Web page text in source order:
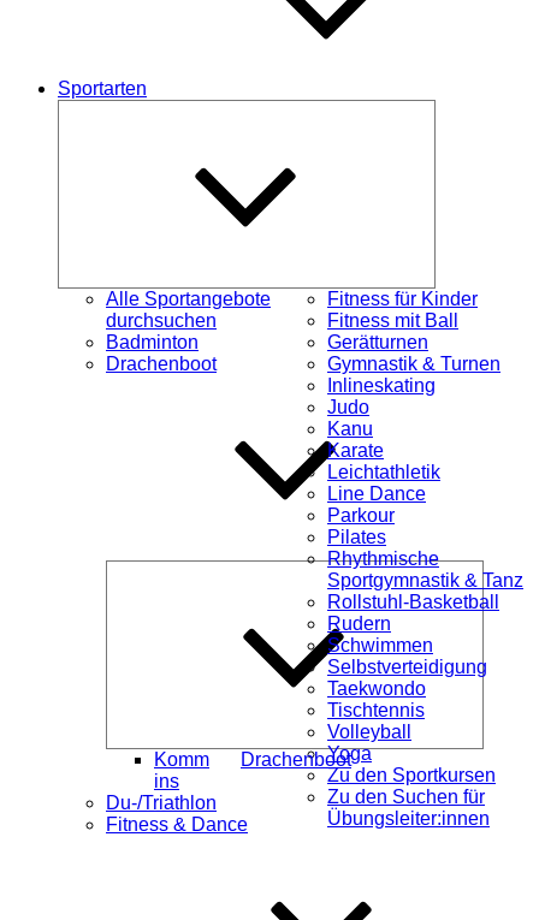
Sportarten
Alle Sportangebote
durchsuchen
Badminton
Drachenboot
öffnen
Komm
ins
Drachenboot
Du-/Triathlon
Fitness & Dance
Fitness für Kinder
Fitness mit Ball
Gerätturnen
Gymnastik & Turnen
Inlineskating
Judo
Kanu
Karate
Leichtathletik
Line Dance
Parkour
Pilates
Rhythmische
Sportgymnastik & Tanz
Rollstuhl-Basketball
Rudern
Schwimmen
Selbstverteidigung
Taekwondo
Tischtennis
Volleyball
Yoga
Zu den Sportkursen
Zu den Suchen für
Übungsleiter:innen